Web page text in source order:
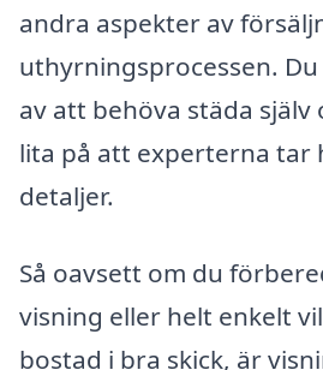
andra aspekter av
uthyrningsprocessen.
av att behöva städa själv
lita på att experterna tar
detaljer.
Så oavsett om du
visning eller helt enkelt
bostad i bra skick, är